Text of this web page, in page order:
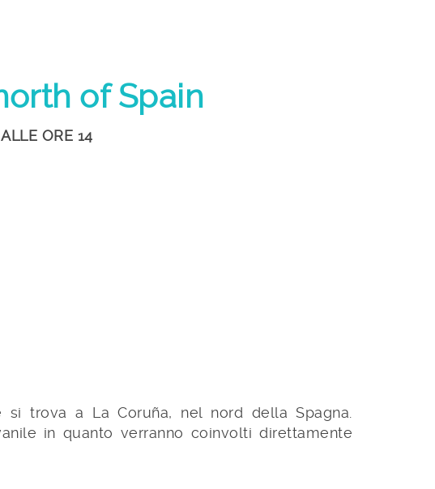
of Spain
ORE 14
si trova a La Coruña, nel nord della Spagna.
in quanto verranno coinvolti direttamente